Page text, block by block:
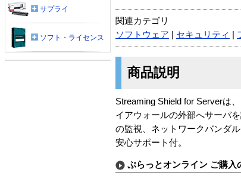
関連カテゴリ
ソフトウェア
セキュリティ
商品説明
Streaming Shield for Serverは
イアウォールの外部へサーバ
の監視、ネットワークバンダ
安心サポート付。
ぷらっとオンライン ご購入
サプライ
ソフト・ライセンス